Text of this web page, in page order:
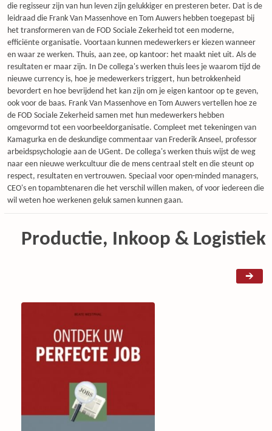
die regisseur zijn van hun leven zijn gelukkiger en presteren beter. Dat is de
leidraad die Frank Van Massenhove en Tom Auwers hebben toegepast bij
het transformeren van de FOD Sociale Zekerheid tot een moderne,
efficiënte organisatie. Voortaan kunnen medewerkers er kiezen wanneer
en waar ze werken. Thuis, aan zee, op kantoor: het maakt niet uit. Als de
resultaten er maar zijn. In De collega's werken thuis lees je waarom tijd de
nieuwe currency is, hoe je medewerkers triggert, hun betrokkenheid
bevordert en hoe bevrijdend het kan zijn om je eigen kantoor op te geven,
ook voor de baas. Frank Van Massenhove en Tom Auwers vertellen hoe ze
de FOD Sociale Zekerheid samen met hun medewerkers hebben
omgevormd tot een voorbeeldorganisatie. Compleet met tekeningen van
Kamagurka en de deskundige commentaar van Frederik Anseel, professor
arbeidspsychologie aan de UGent. De collega's werken thuis wijst de weg
naar een nieuwe werkcultuur die de mens centraal stelt en die steunt op
respect, resultaten en vertrouwen. Speciaal voor open-minded managers,
CEO's en topambtenaren die het verschil willen maken, of voor iedereen die
wil weten hoe werkenen geluk samen kunnen gaan.
Productie, Inkoop & Logistiek